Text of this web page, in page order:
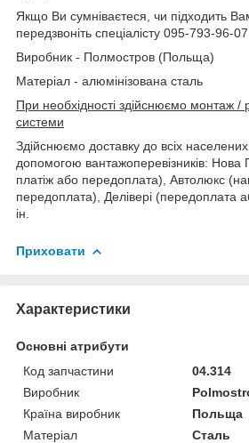
Якщо Ви сумніваєтеся, чи підходить
передзвоніть спеціалісту 095-793-96-07.
Виробник - Полмостров (Польща)
Матеріал - алюмінізована сталь
При необхідності здійснюємо монтаж /
системи
Здійснюємо доставку до всіх населених
допомогою вантажоперевізників:
платіж або передоплата), Автолюкс
передоплата), Делівері (передоплата
ін.
Приховати
Характеристики
Основні атрибути
Код запчастини
04.314
Виробник
Країна виробник
Польща
Матеріал
Сталь